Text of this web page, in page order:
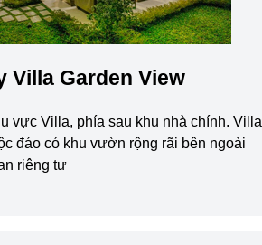
Villa Garden View
vực Villa, phía sau khu nhà chính. Villa
đáo có khu vườn rộng rãi bên ngoài
riêng tư